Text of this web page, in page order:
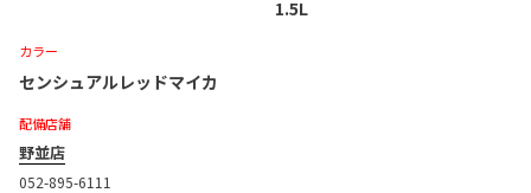
1.5L
カラー
センシュアルレッドマイカ
配備店舗
野並店
052-895-6111